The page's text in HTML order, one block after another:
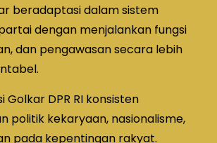
beradaptasi dalam sistem
dengan menjalankan fungsi
dan pengawasan secara lebih
Golkar DPR RI konsisten
politik kekaryaan, nasionalisme,
pada kepentingan rakyat.